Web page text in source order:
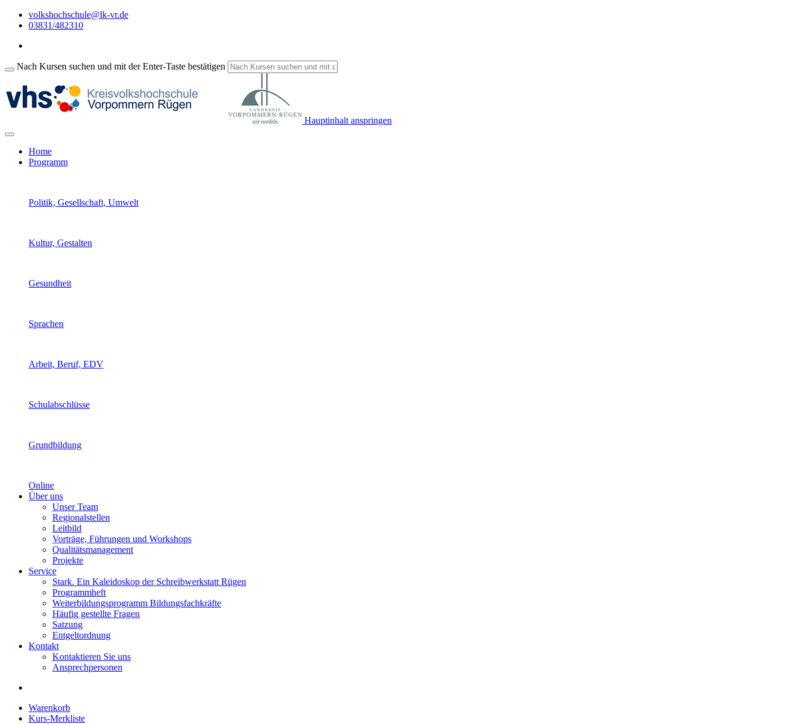
volkshochschule@lk-vr.de
03831/482310
Nach Kursen suchen und mit der Enter-Taste bestätigen
Hauptinhalt anspringen
Home
Programm
Politik, Gesellschaft, Umwelt
Kultur, Gestalten
Gesundheit
Sprachen
Arbeit, Beruf, EDV
Schulabschlüsse
Grundbildung
Online
Über uns
Unser Team
Regionalstellen
Leitbild
Vorträge, Führungen und Workshops
Qualitätsmanagement
Projekte
Service
Stark. Ein Kaleidoskop der Schreibwerkstatt Rügen
Programmheft
Weiterbildungsprogramm Bildungsfachkräfte
Häufig gestellte Fragen
Satzung
Entgeltordnung
Kontakt
Kontaktieren Sie uns
Ansprechpersonen
Warenkorb
Kurs-Merkliste